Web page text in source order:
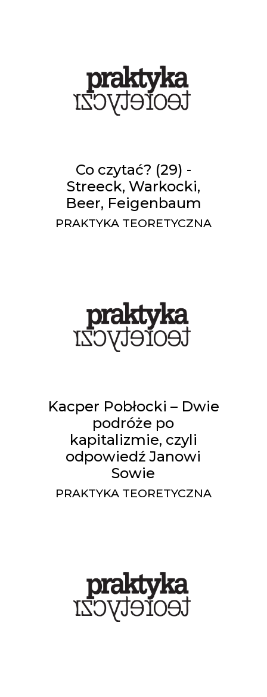
Co czytać? (29) -
Streeck, Warkocki,
Beer, Feigenbaum
PRAKTYKA TEORETYCZNA
Kacper Pobłocki – Dwie
podróże po
kapitalizmie, czyli
odpowiedź Janowi
Sowie
PRAKTYKA TEORETYCZNA